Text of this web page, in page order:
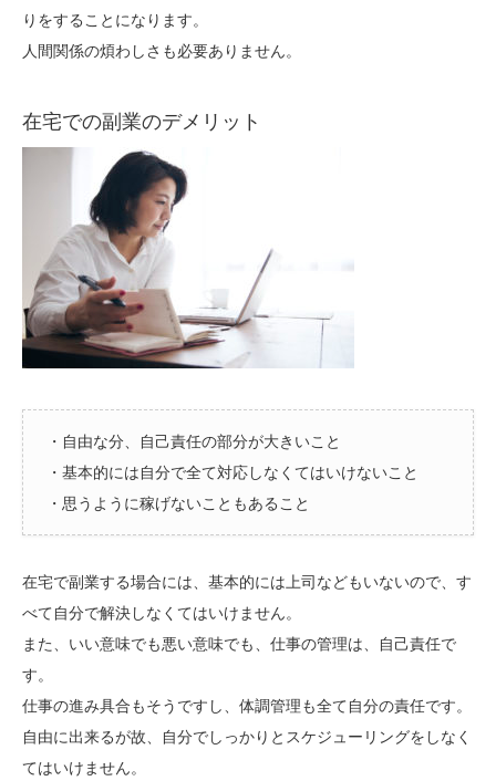
りをすることになります。
人間関係の煩わしさも必要ありません。
在宅での副業のデメリット
・自由な分、自己責任の部分が大きいこと
・基本的には自分で全て対応しなくてはいけないこと
・思うように稼げないこともあること
在宅で副業する場合には、基本的には上司などもいないので、す
べて自分で解決しなくてはいけません。
また、いい意味でも悪い意味でも、仕事の管理は、自己責任で
す。
仕事の進み具合もそうですし、体調管理も全て自分の責任です。
自由に出来るが故、自分でしっかりとスケジューリングをしなく
てはいけません。